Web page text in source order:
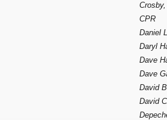
CPR
Daniel
Daryl
Dave
Dave
David
David